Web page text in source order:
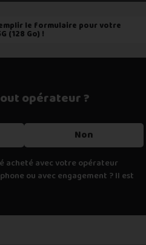
le formulaire pour votre
(128 Go) !
opérateur ?
Non
acheté avec votre opérateur
ou avec engagement ? Il est
suivantes est vraie :
ne fonctionnent pas,